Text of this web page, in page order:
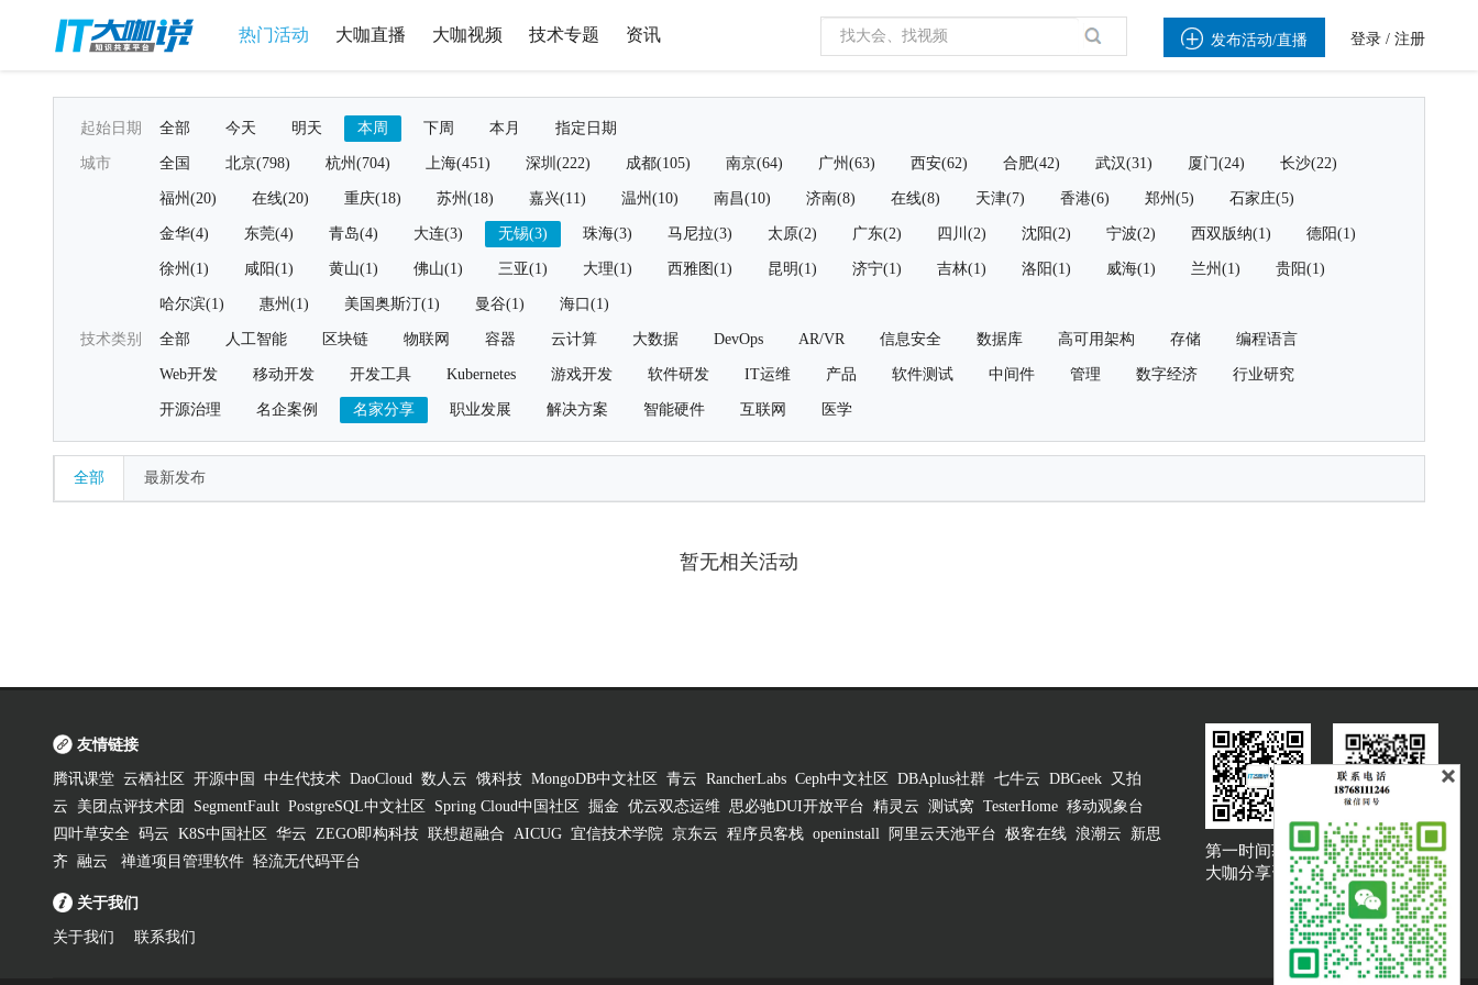
热门活动 大咖直播 大咖视频 技术专题 资讯  发布活动/直播 登录 / 注册
起始日期 全部 今天 明天 本周 下周 本月 指定日期
城市 全国 北京(798) 杭州(704) 上海(451) 深圳(222) 成都(105) 南京(64) 广州(63) 西安(62) 合肥(42) 武汉(31) 厦门(24) 长沙(22)
福州(20) 在线(20) 重庆(18) 苏州(18) 嘉兴(11) 温州(10) 南昌(10) 济南(8) 在线(8) 天津(7) 香港(6) 郑州(5) 石家庄(5)
金华(4) 东莞(4) 青岛(4) 大连(3) 无锡(3) 珠海(3) 马尼拉(3) 太原(2) 广东(2) 四川(2) 沈阳(2) 宁波(2) 西双版纳(1) 德阳(1)
徐州(1) 咸阳(1) 黄山(1) 佛山(1) 三亚(1) 大理(1) 西雅图(1) 昆明(1) 济宁(1) 吉林(1) 洛阳(1) 威海(1) 兰州(1) 贵阳(1)
哈尔滨(1) 惠州(1) 美国奥斯汀(1) 曼谷(1) 海口(1)
技术类别 全部 人工智能 区块链 物联网 容器 云计算 大数据 DevOps AR/VR 信息安全 数据库 高可用架构 存储 编程语言
Web开发 移动开发 开发工具 Kubernetes 游戏开发 软件研发 IT运维 产品 软件测试 中间件 管理 数字经济 行业研究
开源治理 名企案例 名家分享 职业发展 解决方案 智能硬件 互联网 医学
全部 最新发布
暂无相关活动
友情链接
腾讯课堂 云栖社区 开源中国 中生代技术 DaoCloud 数人云 饿科技 MongoDB中文社区 青云 RancherLabs Ceph中文社区 DBAplus社群 七牛云 DBGeek
又拍
云
美团点评技术团 SegmentFault PostgreSQL中文社区 Spring Cloud中国社区 掘金 优云双态运维 思必驰DUI开放平台 精灵云 测试窝 TesterHome 移动观象台
四叶草安全 码云 K8S中国社区 华云 ZEGO即构科技 联想超融合 AICUG 宜信技术学院 京东云 程序员客栈 openinstall 阿里云天池平台 极客在线 浪潮云
新思
齐 融云 禅道项目管理软件 轻流无代码平台
关于我们
关于我们 联系我们
第一时间获取
大咖分享资讯
大咖说吐槽客服